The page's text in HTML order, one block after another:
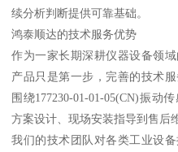
续分析判断提供可靠基础。
鸿泰顺达的技术服务优势
作为一家长期深耕仪器设备领
产品只是第一步，完善的技术
围绕177230-01-01-05(CN)振动
方案设计、现场安装指导到售后
我们的技术团队对各类工业设